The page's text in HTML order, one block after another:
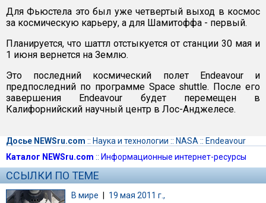
Для Фьюстела это был уже четвертый выход в космос
за космическую карьеру, а для Шамитоффа - первый.
Планируется, что шаттл отстыкуется от станции 30 мая и
1 июня вернется на Землю.
Это последний космический полет Endeavour и
предпоследний по программе Space shuttle. После его
завершения Endeavour будет перемещен в
Калифорнийский научный центр в Лос-Анджелесе.
Досье NEWSru.com :: Наука и технологии :: NASA :: Endeavour
Каталог NEWSru.com :: Информационные интернет-ресурсы
ССЫЛКИ ПО ТЕМЕ
В мире | 19 мая 2011 г.,